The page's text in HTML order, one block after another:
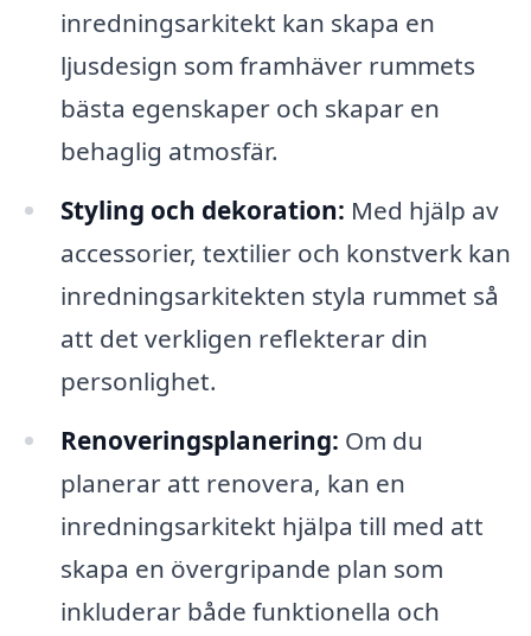
inredningsarkitekt kan skapa en
ljusdesign som framhäver rummets
bästa egenskaper och skapar en
behaglig atmosfär.
Styling och dekoration: Med hjälp av
accessorier, textilier och konstverk kan
inredningsarkitekten styla rummet så
att det verkligen reflekterar din
personlighet.
Renoveringsplanering: Om du
planerar att renovera, kan en
inredningsarkitekt hjälpa till med att
skapa en övergripande plan som
inkluderar både funktionella och